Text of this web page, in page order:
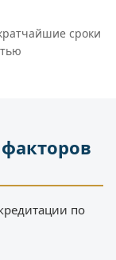
сроки
по